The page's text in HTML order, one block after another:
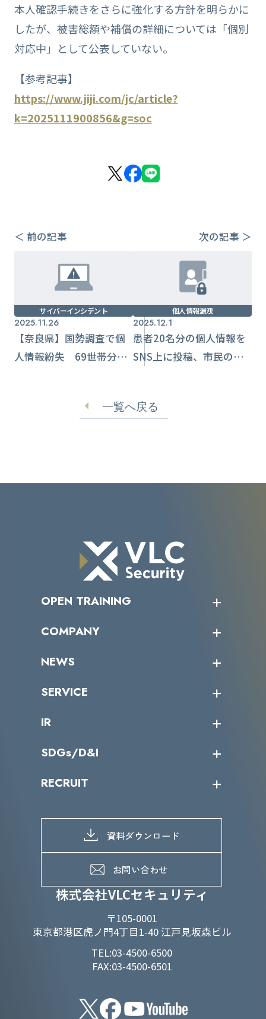
本人確認手続きをさらに強化する方針を明らかに
したが、被害総額や補償の詳細については「個別
対応中」として公表していない。
【参考記事】
https://www.jiji.com/jc/article?
k=2025111900856&g=soc
＜ 前の記事 次の記事 ＞
サイバーインシデント
2025.11.26
【奈良県】国勢調査で個
人情報紛失 69世帯分が
個人情報漏洩
2025.12.1
患者20名分の個人情報を
SNS上に投稿、市民の通
一覧へ戻る
株式会社VLCセキュリティ
〒105-0001
東京都港区虎ノ門4丁目1-40 江戸見坂森ビル
TEL:03-4500-6500
FAX:03-4500-6501
OPEN TRAINING
受講者の声
COMPANY
トップメッセージ
ミッション／ビジョン
パートナー企業一覧
NEWS
サイバーニュース
SERVICE
カテゴリー別サービス一覧
IR
IRカレンダー
IRライブラリー
よくあるご質問
SDGs/D&I
当グループのマテリアリティ
SDGs推進体制
D&Iの取り組み
RECRUIT
募集職種一覧
メッセージ
メンバーインタビュー
資料ダウンロード
お問い合わせ